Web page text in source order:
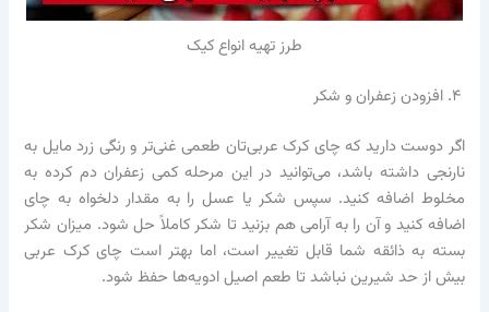
طرز تهیه انواع کیک
۴. افزودن زعفران و شکر
اگر دوست دارید که چای کرک عربی‌تان طعمی غنی‌تر و رنگی زرد مایل به
نارنجی داشته باشد، می‌توانید در این مرحله کمی زعفران دم کرده به
مخلوط اضافه کنید. سپس شکر یا عسل را به مقدار دلخواه به چای
اضافه کنید و آن را به آرامی هم بزنید تا شکر کاملاً حل شود. میزان شکر
بسته به ذائقه شما قابل تغییر است، اما بهتر است چای کرک عربی
بیش از حد شیرین نباشد تا طعم اصیل ادویه‌ها حفظ شود.